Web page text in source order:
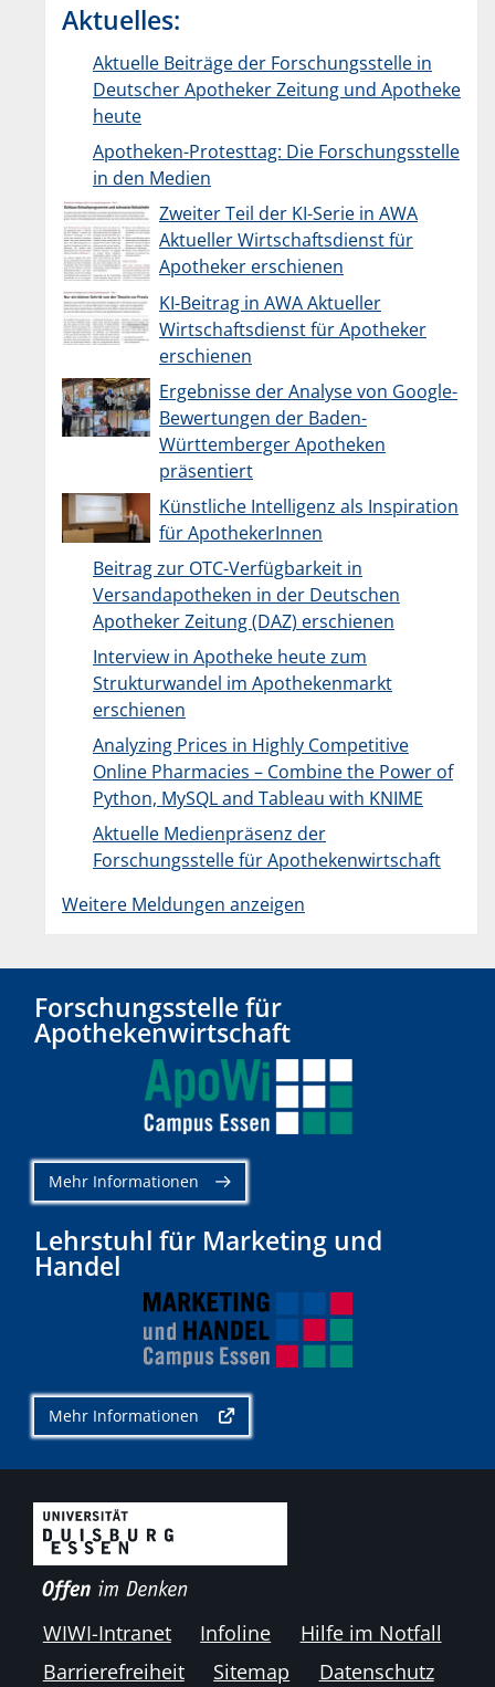
Aktuelles:
Aktuelle Beiträge der Forschungsstelle in
Deutscher Apotheker Zeitung und Apotheke
heute
Apotheken-Protesttag: Die Forschungsstelle
in den Medien
Zweiter Teil der KI-Serie in AWA
Aktueller Wirtschaftsdienst für
Apotheker erschienen
KI-Beitrag in AWA Aktueller
Wirtschaftsdienst für Apotheker
erschienen
Ergebnisse der Analyse von Google-
Bewertungen der Baden-
Württemberger Apotheken
präsentiert
Künstliche Intelligenz als Inspiration
für ApothekerInnen
Beitrag zur OTC-Verfügbarkeit in
Versandapotheken in der Deutschen
Apotheker Zeitung (DAZ) erschienen
Interview in Apotheke heute zum
Strukturwandel im Apothekenmarkt
erschienen
Analyzing Prices in Highly Competitive
Online Pharmacies – Combine the Power of
Python, MySQL and Tableau with KNIME
Aktuelle Medienpräsenz der
Forschungsstelle für Apothekenwirtschaft
Weitere Meldungen anzeigen
Forschungsstelle für
Apothekenwirtschaft
Mehr Informationen
Lehrstuhl für Marketing und
Handel
Mehr Informationen
WIWI-Intranet Infoline
Hilfe im Notfall
Barrierefreiheit
Sitemap Datenschutz